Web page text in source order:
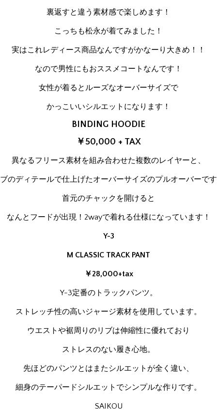
裏返すと違う素材感で楽しめます！
こっちも松永が着てみました！
実はこれレディース商品なんですがかなーり大きめ！！
なので男性にもおススメコートなんです！
女性が着るとルーズなオーバーサイズで
かっこいいシルエットになります！
BINDING HOODIE
￥50,000 + TAX
異なるフリース素材を組み合わせた複数のレイヤーと、
のディテールで仕上げたオーバーサイズのプルオーバーです
首元のチャックを開けると
なんとフードが出現！2wayで着れる仕様になっています！
Y-3
M CLASSIC TRACK PANT
￥28,000+tax
Y-3定番のトラックパンツ。
ストレッチ性の高いジャージ素材を使用しています。
ウエストや裾周りのリブは伸縮性に優れており
ストレスのない履き心地。
先ほどのパンツとはまたシルエットが全く違い、
細身のテーパードシルエットでシンプルな作りです。
SAIKOU